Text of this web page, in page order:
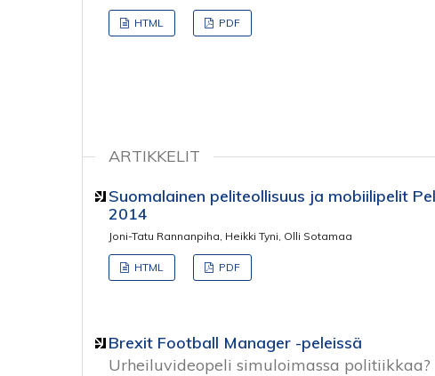
HTML PDF
ARTIKKELIT
Suomalainen peliteollisuus ja mobiilipelit
2014
Joni-Tatu Rannanpiha, Heikki Tyni, Olli Sotamaa
HTML PDF
Brexit Football Manager -peleissä
Urheiluvideopeli simuloimassa politiikkaa?